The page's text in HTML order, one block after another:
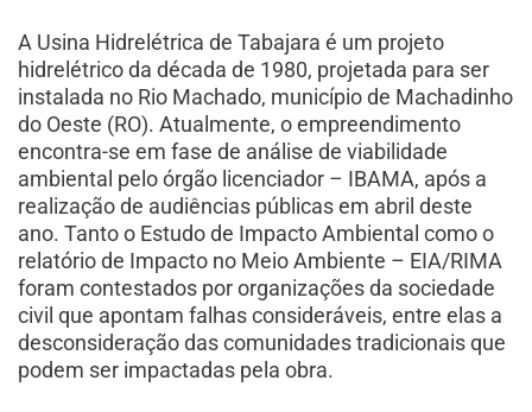
A Usina Hidrelétrica de Tabajara é um projeto
hidrelétrico da década de 1980, projetada para ser
instalada no Rio Machado, município de Machadinho
do Oeste (RO). Atualmente, o empreendimento
encontra-se em fase de análise de viabilidade
ambiental pelo órgão licenciador – IBAMA, após a
realização de audiências públicas em abril deste
ano. Tanto o Estudo de Impacto Ambiental como o
relatório de Impacto no Meio Ambiente – EIA/RIMA
foram contestados por organizações da sociedade
civil que apontam falhas consideráveis, entre elas a
desconsideração das comunidades tradicionais que
podem ser impactadas pela obra.